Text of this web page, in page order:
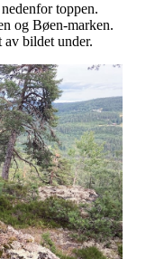
toppen.
og Bøen-marken.
av bildet under.